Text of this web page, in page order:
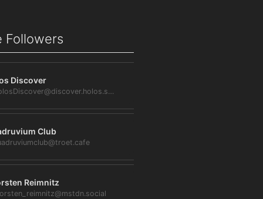
Followers
Discover
@HolosDiscover@discover.holos.social
Club
Reimnitz